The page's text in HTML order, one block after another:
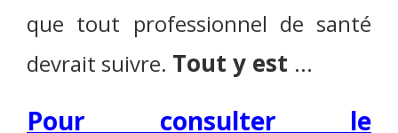
que tout professionnel de santé
devrait suivre. Tout y est ...
Pour consulter le